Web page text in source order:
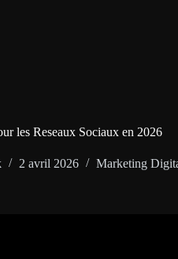
les Reseaux Sociaux en 2026
2 avril 2026 Marketing